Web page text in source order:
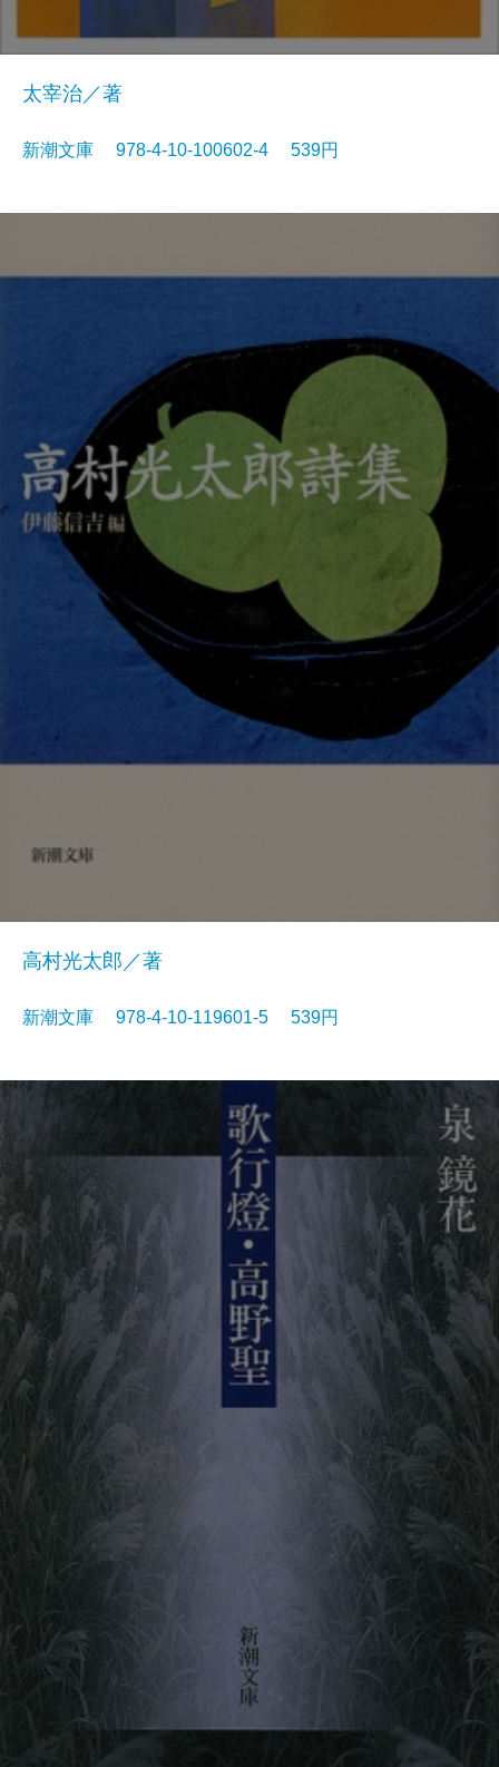
太宰治／著
新潮文庫 978-4-10-100602-4 539円
高村光太郎／著
新潮文庫 978-4-10-119601-5 539円